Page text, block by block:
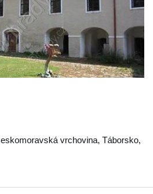
vrchovina, Táborsko,